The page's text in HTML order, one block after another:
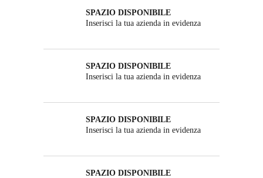
SPAZIO DISPONIBILE
Inserisci la tua azienda in evidenza
SPAZIO DISPONIBILE
Inserisci la tua azienda in evidenza
SPAZIO DISPONIBILE
Inserisci la tua azienda in evidenza
SPAZIO DISPONIBILE